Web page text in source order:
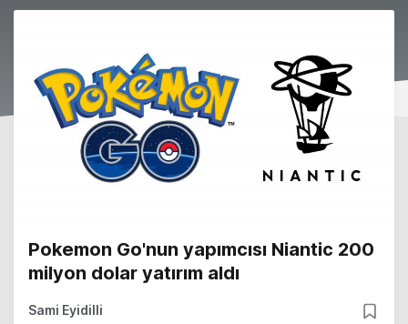
Pokemon Go'nun yapımcısı Niantic 200
milyon dolar yatırım aldı
Sami Eyidilli